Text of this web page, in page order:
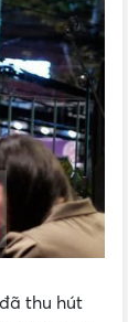
thu hút